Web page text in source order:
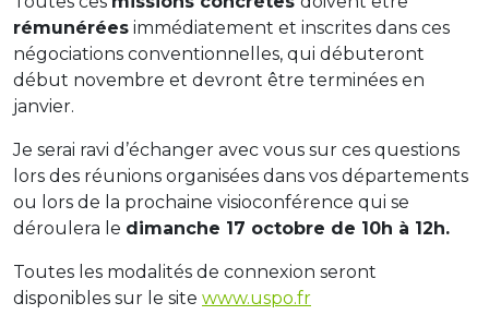
rémunérées immédiatement et inscrites dans ces
négociations conventionnelles, qui débuteront
début novembre et devront être terminées en
janvier.
Je serai ravi d’échanger avec vous sur ces questions
lors des réunions organisées dans vos départements
ou lors de la prochaine visioconférence qui se
déroulera le dimanche 17 octobre de 10h à 12h.
Toutes les modalités de connexion seront
disponibles sur le site www.uspo.fr